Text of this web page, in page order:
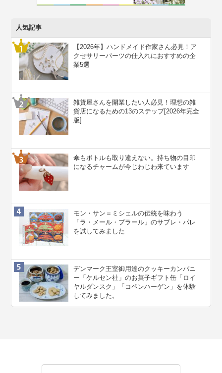
人気記事
【2026年】ハンドメイド作家さん必見！ア
クセサリーパーツの仕入れにおすすめの企
業5選
雑貨屋さんを開業したい人必見！理想の雑
貨店になるための13のステップ[2026年完全
版]
傘もボトルも取り違えない。持ち物の目印
になるチャームが今じわじわ来ています
モン・サン＝ミシェルの伝統を味わう
「ラ・メール・プラール」のサブレ・パレ
を試してみました
デンマーク王室御用達のクッキーカンパニ
ー「ケルセン社」のお菓子ギフト缶「ロイ
ヤルダンスク」「コペンハーゲン」を体験
してみました。